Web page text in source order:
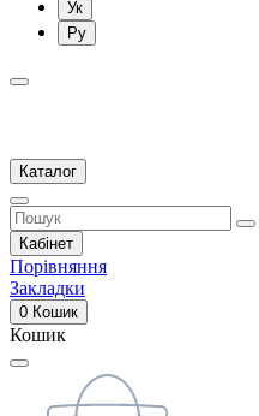
Ук
Ру
Каталог
Кабінет
Порівняння
Закладки
0 Кошик
Кошик